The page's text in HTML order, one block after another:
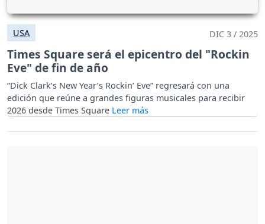
USA DIC 3 / 2025
Times Square será el epicentro del "Rockin
Eve" de fin de año
“Dick Clark’s New Year’s Rockin’ Eve” regresará con una
edición que reúne a grandes figuras musicales para recibir
2026 desde Times Square